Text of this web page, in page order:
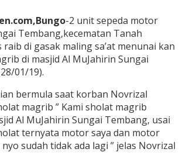
-2 unit sepeda motor
Tembang,kecematan Tanah
di gasak maling sa’at menunai kan
di masjid Al MuJahirin Sungai
01/19).
bermula saat korban Novrizal
magrib ” Kami sholat magrib
Al MuJahirin Sungai Tembang, usai
ternyata motor saya dan motor
sudah tidak ada lagi ” jelas Novrizal